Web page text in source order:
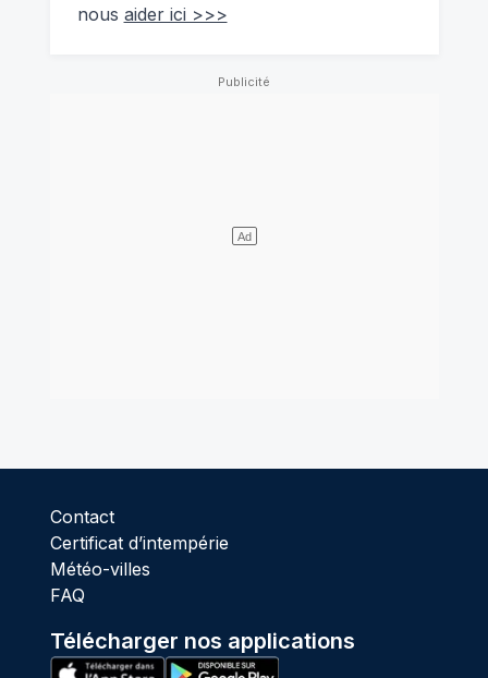
nous aider ici >>>
Contact
Certificat d’intempérie
Météo-villes
FAQ
Télécharger nos applications